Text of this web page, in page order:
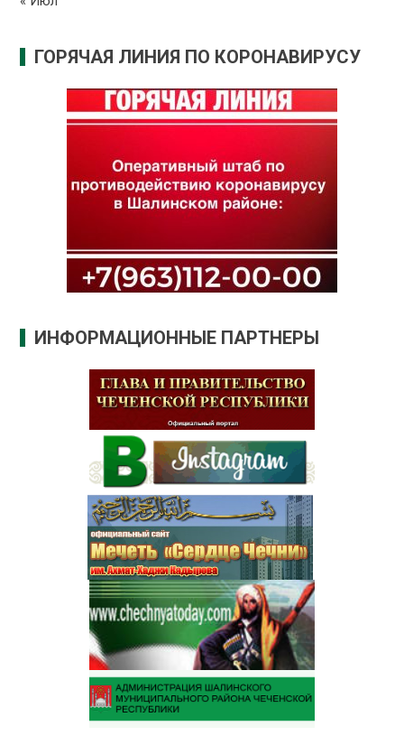
ГОРЯЧАЯ ЛИНИЯ ПО КОРОНАВИРУСУ
ИНФОРМАЦИОННЫЕ ПАРТНЕРЫ